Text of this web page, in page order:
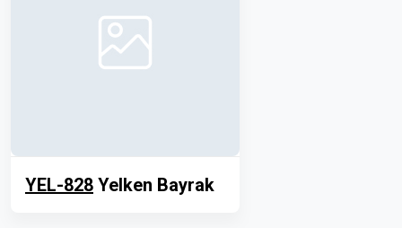
YEL-828 Yelken Bayrak